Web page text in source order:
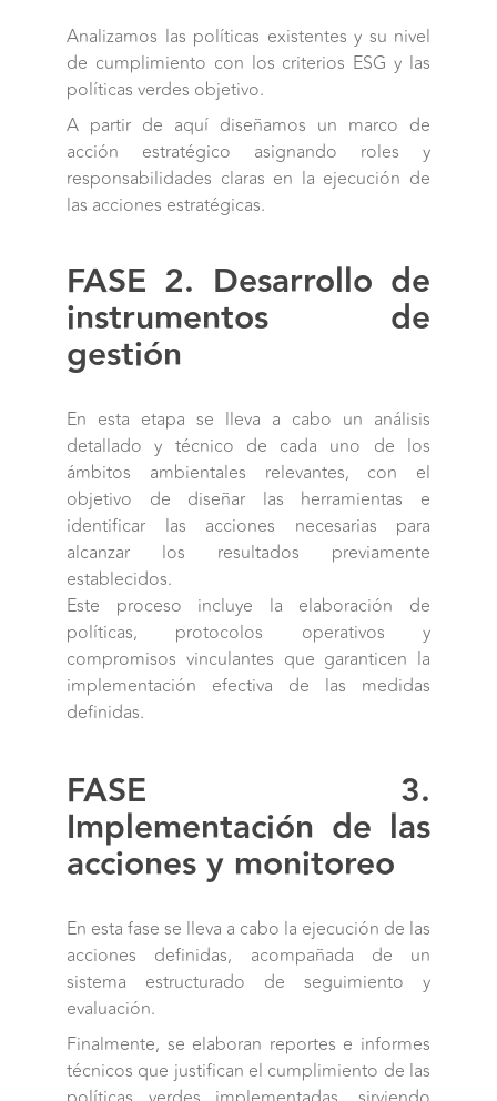
Analizamos las políticas existentes y su nivel
de cumplimiento con los criterios ESG y las
políticas verdes objetivo.
A partir de aquí diseñamos un marco de
acción estratégico asignando roles y
responsabilidades claras en la ejecución de
las acciones estratégicas.
FASE 2. Desarrollo de
instrumentos de
gestión
En esta etapa se lleva a cabo un análisis
detallado y técnico de cada uno de los
ámbitos ambientales relevantes, con el
objetivo de diseñar las herramientas e
identificar las acciones necesarias para
alcanzar los resultados previamente
establecidos.
Este proceso incluye la elaboración de
políticas, protocolos operativos y
compromisos vinculantes que garanticen la
implementación efectiva de las medidas
definidas.
FASE 3.
Implementación de las
acciones y monitoreo
En esta fase se lleva a cabo la ejecución de las
acciones definidas, acompañada de un
sistema estructurado de seguimiento y
evaluación.
Finalmente, se elaboran reportes e informes
técnicos que justifican el cumplimiento de las